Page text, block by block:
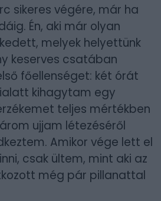
sikeres végére, már ha
Én, aki már olyan
melyek helyettünk
keserves csatában
főellenséget: két órát
kihagytam egy
teljes mértékben
ujjam létezéséről
Amikor vége lett el
csak ültem, mint aki az
még pár pillanattal